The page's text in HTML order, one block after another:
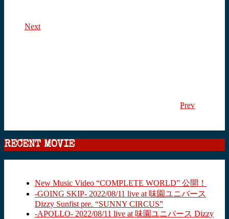
Next
Prev
RECENT MOVIE
New Music Video “COMPLETE WORLD” 公開！
-GOING SKIP- 2022/08/11 live at 味園ユニバース
Dizzy Sunfist pre. “SUNNY CIRCUS”
-APOLLO- 2022/08/11 live at 味園ユニバース Dizzy